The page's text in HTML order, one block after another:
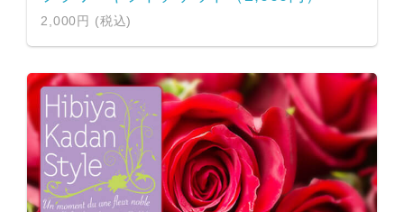
2,000円 (税込)